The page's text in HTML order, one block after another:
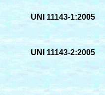
UNI 11143-1:2005
UNI 11143-2:2005